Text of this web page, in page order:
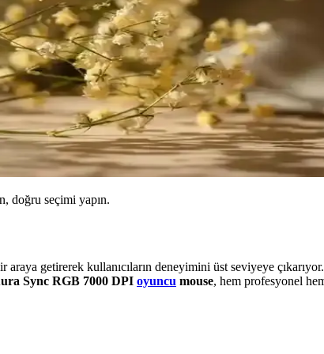
doğru seçimi yapın.
getirerek kullanıcıların deneyimini üst seviyeye
Sync RGB 7000 DPI oyuncu mouse, hem profesyonel